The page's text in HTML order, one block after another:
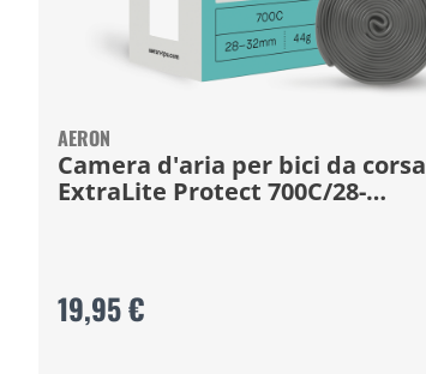
AERON
Camera d'aria per bici da corsa
ExtraLite Protect 700C/28-
19,95 €